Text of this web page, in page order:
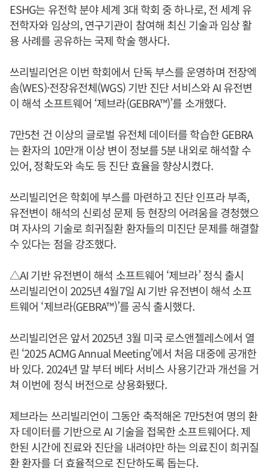
ESHG는 유전학 분야 세계 3대 학회 중 하나로, 전 세계 유
전학자와 임상의, 연구기관이 참여해 최신 기술과 임상 활
용 사례를 공유하는 국제 학술 행사다.
쓰리빌리언은 이번 학회에서 단독 부스를 운영하며 전장엑
솜(WES)·전장유전체(WGS) 기반 진단 서비스와 AI 유전변
이 해석 소프트웨어 ‘제브라(GEBRA™)’를 소개했다.
7만5천 건 이상의 글로벌 유전체 데이터를 학습한 GEBRA
는 환자의 10만개 이상 변이 정보를 5분 내외로 해석할 수
있어, 정확도와 속도 등 진단 효율을 향상시켰다.
쓰리빌리언은 학회에 부스를 마련하고 진단 인프라 부족,
유전변이 해석의 신뢰성 문제 등 현장의 어려움을 경청했으
며 자사의 기술로 희귀질환 환자들의 미진단 문제를 해결할
수 있다는 점을 강조했다.
△AI 기반 유전변이 해석 소프트웨어 ‘제브라’ 정식 출시
쓰리빌리언이 2025년 4월7일 AI 기반 유전변이 해석 소프
트웨어 ‘제브라(GEBRA™)’를 공식 출시했다.
쓰리빌리언은 앞서 2025년 3월 미국 로스앤젤레스에서 열
린 ‘2025 ACMG Annual Meeting’에서 처음 대중에 공개한
바 있다. 2024년 말 부터 베타 서비스 사용기간과 개선을 거
쳐 이번에 정식 버전으로 상용화됐다.
제브라는 쓰리빌리언이 그동안 축적해온 7만5천여 명의 환
자 데이터를 기반으로 AI 기술을 접목한 소프트웨어다. 제
한된 시간에 진료와 진단을 내려야만 하는 의료진이 희귀질
환 환자를 더 효율적으로 진단하도록 돕는다.